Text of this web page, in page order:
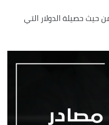
حصيلة الدولار التي